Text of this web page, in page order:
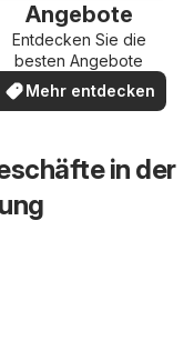
Angebote
Entdecken Sie die
besten Angebote
Mehr entdecken
in der